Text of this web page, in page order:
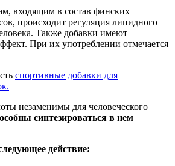
входящим в состав финских
происходит регуляция липидного
Также добавки имеют
При их употреблении отмечается
спортивные добавки для
незаменимы для человеческого
синтезироваться в нем
действие: